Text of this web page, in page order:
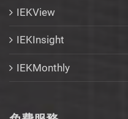
IEKView
IEKInsight
IEKMonthly